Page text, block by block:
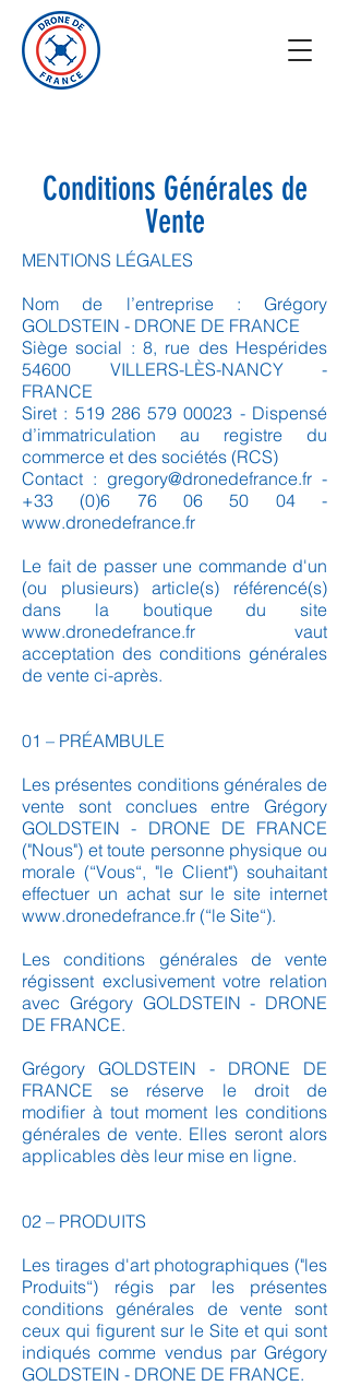
Conditions Générales de
Vente
MENTIONS LÉGALES
Nom de l’entreprise : Grégory
GOLDSTEIN - DRONE DE FRANCE
Siège social : 8, rue des Hespérides
54600 VILLERS-LÈS-NANCY -
FRANCE
Siret : 519 286 579 00023 - Dispensé
d’immatriculation au registre du
commerce et des sociétés (RCS)
Contact : gregory@dronedefrance.fr -
+33 (0)6 76 06 50 04-
www.dronedefrance.fr
Le fait de passer une commande d'un
(ou plusieurs) article(s) référencé(s)
dans la boutique du site
www.dronedefrance.fr vaut
acceptation des conditions générales
de vente ci-après.
01 – PRÉAMBULE
Les présentes conditions générales de
vente sont conclues entre Grégory
GOLDSTEIN - DRONE DE FRANCE
("Nous") et toute personne physique ou
morale (“Vous“, "le Client") souhaitant
effectuer un achat sur le site internet
www.dronedefrance.fr (“le Site“).
Les conditions générales de vente
régissent exclusivement votre relation
avec Grégory GOLDSTEIN - DRONE
DE FRANCE.
Grégory GOLDSTEIN - DRONE DE
FRANCE se réserve le droit de
modifier à tout moment les conditions
générales de vente. Elles seront alors
applicables dès leur mise en ligne.
02 – PRODUITS
Les tirages d'art photographiques ("les
Produits“) régis par les présentes
conditions générales de vente sont
ceux qui figurent sur le Site et qui sont
indiqués comme vendus par Grégory
GOLDSTEIN - DRONE DE FRANCE.